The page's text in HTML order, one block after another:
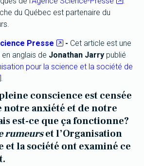
du Québec est partenaire du
Presse - Cet article est une
anglais de Jonathan Jarry publié
pour la science et la société de
.
conscience est censée
anxiété et de notre
est-ce que ça fonctionne?
rumeurset l’Organisation
et la société ont examiné ce